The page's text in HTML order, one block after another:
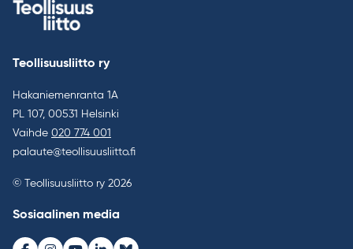
Teollisuusliitto ry
Hakaniemenranta 1A
PL 107, 00531 Helsinki
Vaihde 020 774 001
palaute@teollisuusliitto.fi
© Teollisuusliitto ry 2026
Sosiaalinen media